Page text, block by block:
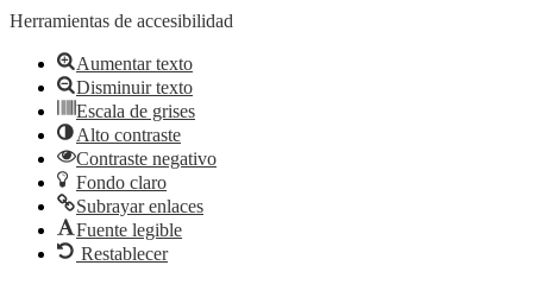
de
Herramientas de accesibilidad
Aumentar texto
Disminuir texto
Escala de grises
Alto contraste
Contraste negativo
Fondo claro
Subrayar enlaces
Fuente legible
Restablecer